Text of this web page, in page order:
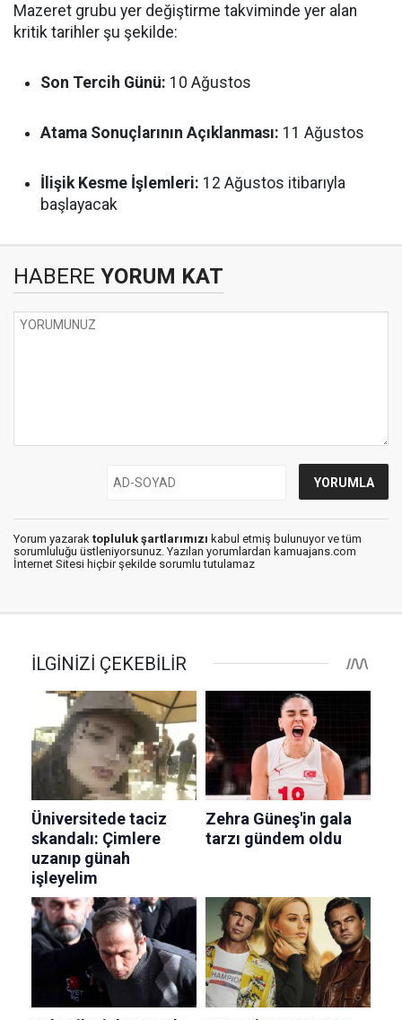
Mazeret grubu yer değiştirme takviminde yer alan
kritik tarihler şu şekilde:
Son Tercih Günü: 10 Ağustos
Atama Sonuçlarının Açıklanması: 11 Ağustos
İlişik Kesme İşlemleri: 12 Ağustos itibarıyla
başlayacak
HABERE YORUM KAT
Yorum yazarak topluluk şartlarımızı kabul etmiş bulunuyor ve tüm
sorumluluğu üstleniyorsunuz. Yazılan yorumlardan kamuajans.com
İnternet Sitesi hiçbir şekilde sorumlu tutulamaz